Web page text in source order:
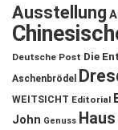
Ausstellung
Deutsche Post Die
Aschenbrödel
WEITSICHT Editorial
John Genuss